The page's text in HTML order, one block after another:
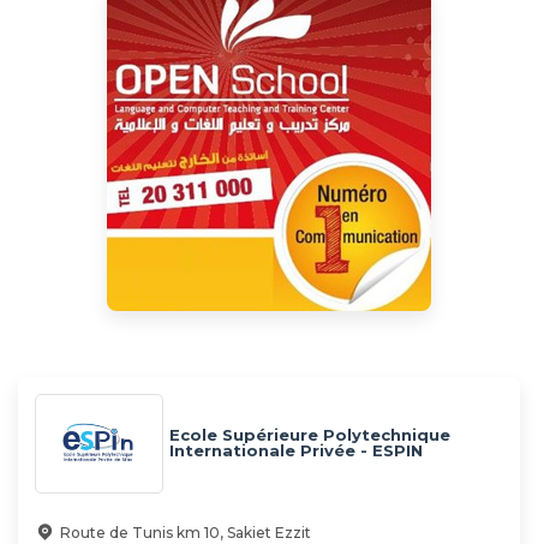
Ecole Supérieure Polytechnique
Internationale Privée - ESPIN
Route de Tunis km 10, Sakiet Ezzit